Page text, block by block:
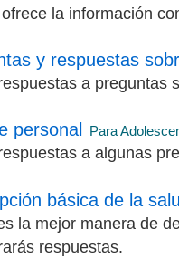
la información
y respuestas
a preguntas
personal Para
a algunas
básica de la
la mejor manera de
respuestas.